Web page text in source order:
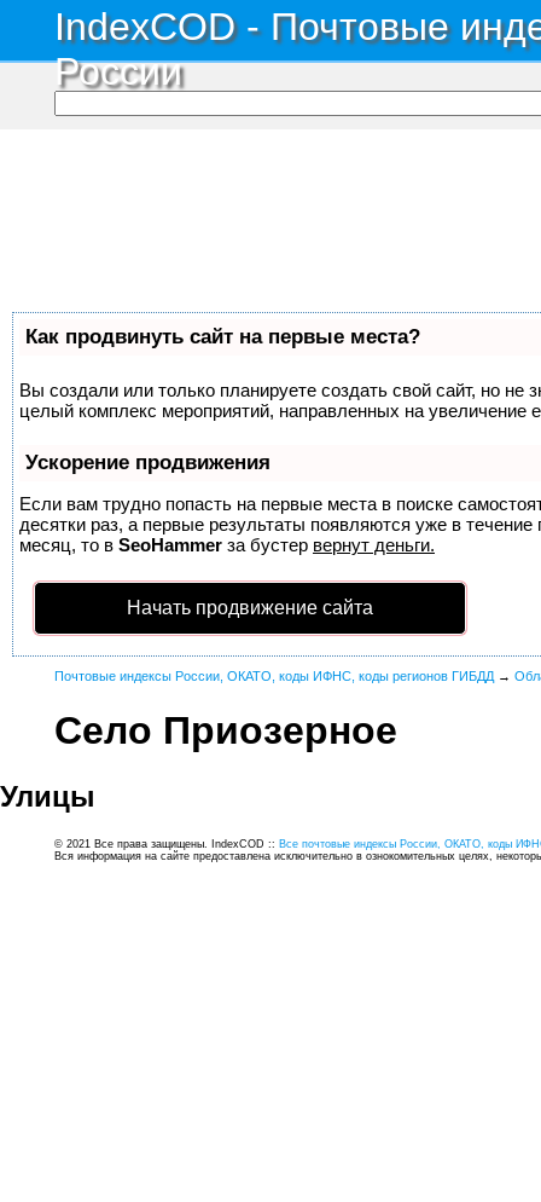
IndexCOD - Почтовые
России
Как продвинуть сайт на первые места?
Вы создали или только планируете создать свой сайт, но не
целый комплекс мероприятий, направленных на увеличение
Ускорение продвижения
Если вам трудно попасть на первые места в поиске
десятки раз, а первые результаты появляются уже в
месяц, то в SeoHammer за бустер вернут деньги.
Начать продвижение сайта
Почтовые индексы России, ОКАТО, коды ИФНС, коды регионов ГИБДД →
Село Приозерное
Улицы
© 2021 Все права защищены. IndexCOD :: Все почтовые индексы России, ОКАТО, коды
Вся информация на сайте предоставлена исключительно в ознокомительных целях,